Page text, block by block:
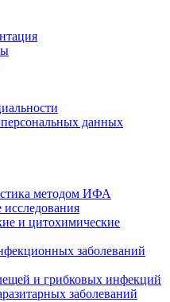
данных
методом ИФА
и цитохимические
заболеваний
и грибковых инфекций
заболеваний